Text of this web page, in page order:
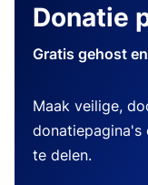
Donatie
Gratis gehost
Maak veilige,
donatiepagina's
te delen.